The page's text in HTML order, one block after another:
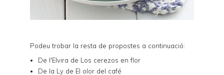
Podeu trobar la resta de propostes a continuació:
De l'Elvira de Los cerezos en flor
De la Ly de El olor del café